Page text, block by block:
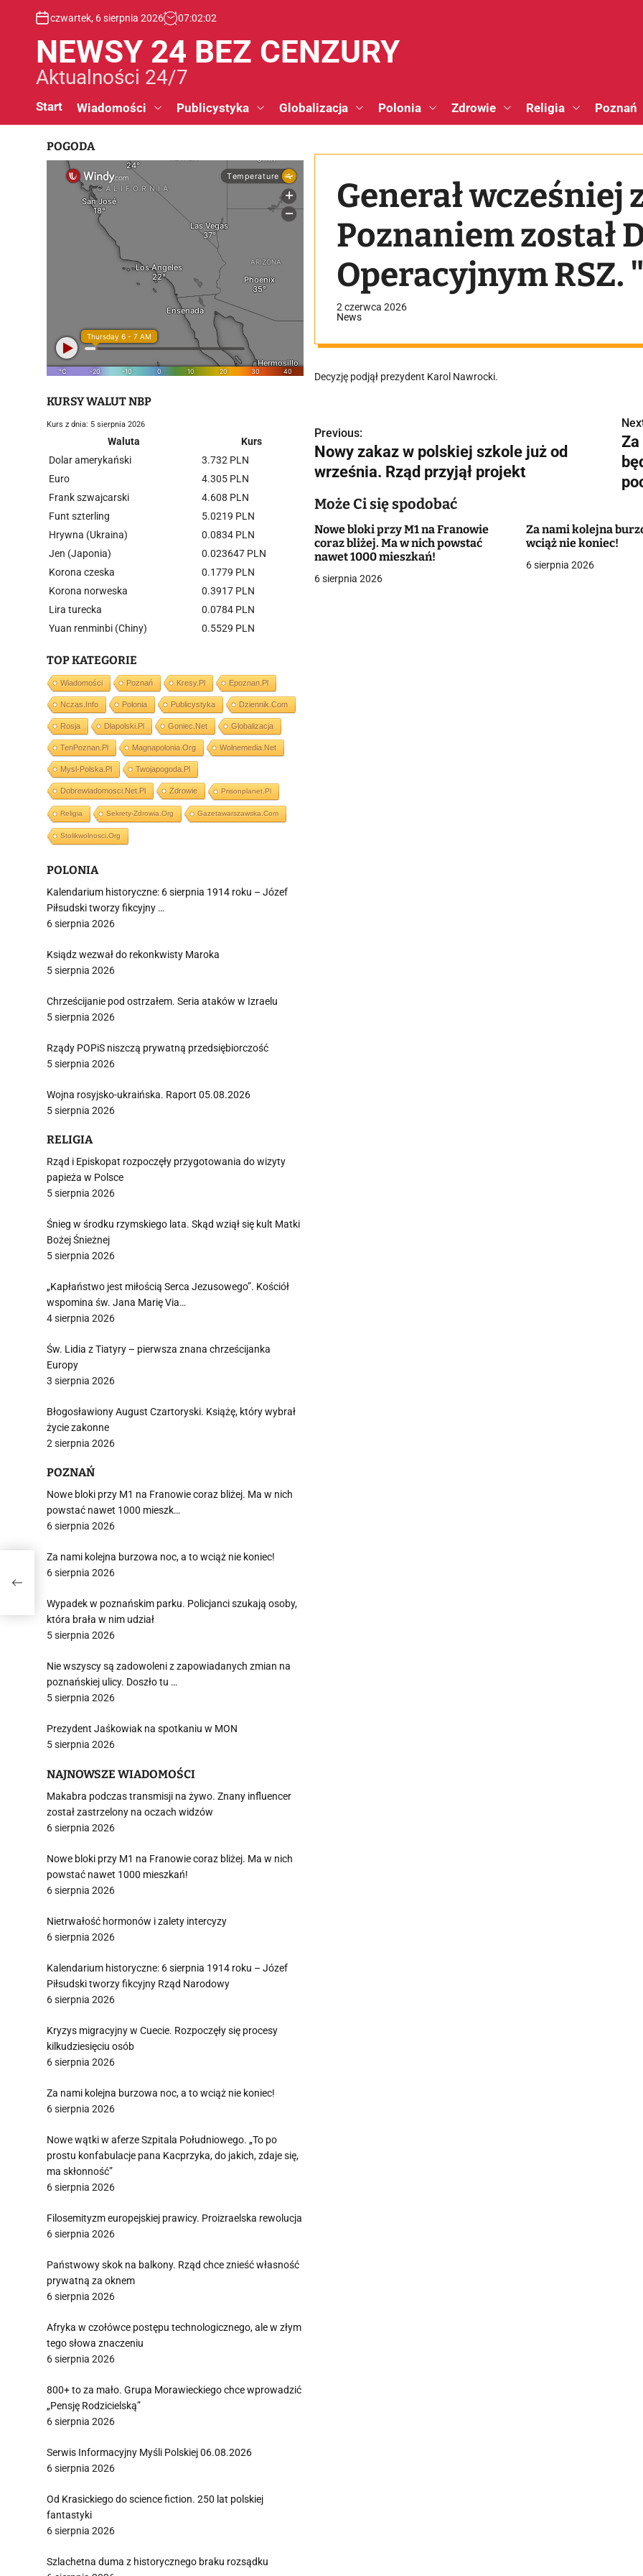
czwartek, 6 sierpnia 2026 07:02:03
NEWSY 24 BEZ CENZURY
Aktualności 24/7
Start Wiadomości Publicystyka Globalizacja Polonia Zdrowie Religia Poznań
Generał wcześniej
Poznaniem został
Operacyjnym RSZ.
kości"
2 czerwca 2026
News
Decyzję podjął prezydent Karol Nawrocki.
N
a
w
i
g
a
Previous:
Nowy zakaz w polskiej szkole już od
września. Rząd przyjął projekt
Może Ci się spodobać
Nowe bloki przy M1 na Franowie
coraz bliżej. Ma w nich powstać
nawet 1000 mieszkań!
6 sierpnia 2026
Za nami kolejna
wciąż nie koniec!
6 sierpnia 2026
POGODA
KURSY WALUT NBP
Kurs z dnia: 5 sierpnia 2026
Waluta
Kurs
Dolar amerykański
3.732 PLN
Euro
4.305 PLN
Frank szwajcarski
4.608 PLN
Funt szterling
5.0219 PLN
Hrywna (Ukraina)
0.0834 PLN
Jen (Japonia)
0.023647 PLN
Korona czeska
0.1779 PLN
Korona norweska
0.3917 PLN
Lira turecka
0.0784 PLN
Yuan renminbi (Chiny)
0.5529 PLN
TOP KATEGORIE
Wiadomości Poznań Kresy.pl Epoznan.pl
Nczas.info Polonia Publicystyka Dziennik.com
Rosja Dlapolski.pl Goniec.net Globalizacja
TenPoznan.pl Magnapolonia.org Wolnemedia.net
Mysl-Polska.pl Twojapogoda.pl
Dobrewiadomosci.net.pl Zdrowie Prisonplanet.pl
Religia Sekrety-Zdrowia.org Gazetawarszawska.com
Stolikwolnosci.org
POLONIA
Kalendarium historyczne: 6 sierpnia 1914 roku – Józef
Piłsudski tworzy fikcyjny …
6 sierpnia 2026
Ksiądz wezwał do rekonkwisty Maroka
5 sierpnia 2026
Chrześcijanie pod ostrzałem. Seria ataków w Izraelu
5 sierpnia 2026
Rządy POPiS niszczą prywatną przedsiębiorczość
5 sierpnia 2026
Wojna rosyjsko-ukraińska. Raport 05.08.2026
5 sierpnia 2026
RELIGIA
Rząd i Episkopat rozpoczęły przygotowania do wizyty
papieża w Polsce
5 sierpnia 2026
Śnieg w środku rzymskiego lata. Skąd wziął się kult Matki
Bożej Śnieżnej
5 sierpnia 2026
„Kapłaństwo jest miłością Serca Jezusowego”. Kościół
wspomina św. Jana Marię Via…
4 sierpnia 2026
Św. Lidia z Tiatyry – pierwsza znana chrześcijanka
Europy
3 sierpnia 2026
Błogosławiony August Czartoryski. Książę, który wybrał
życie zakonne
2 sierpnia 2026
POZNAŃ
Nowe bloki przy M1 na Franowie coraz bliżej. Ma w nich
powstać nawet 1000 mieszk…
6 sierpnia 2026
Za nami kolejna burzowa noc, a to wciąż nie koniec!
6 sierpnia 2026
Wypadek w poznańskim parku. Policjanci szukają osoby,
która brała w nim udział
5 sierpnia 2026
Nie wszyscy są zadowoleni z zapowiadanych zmian na
poznańskiej ulicy. Doszło tu …
5 sierpnia 2026
Prezydent Jaśkowiak na spotkaniu w MON
5 sierpnia 2026
NAJNOWSZE WIADOMOŚCI
Makabra podczas transmisji na żywo. Znany influencer
został zastrzelony na oczach widzów
6 sierpnia 2026
Nowe bloki przy M1 na Franowie coraz bliżej. Ma w nich
powstać nawet 1000 mieszkań!
6 sierpnia 2026
Nietrwałość hormonów i zalety intercyzy
6 sierpnia 2026
Kalendarium historyczne: 6 sierpnia 1914 roku – Józef
Piłsudski tworzy fikcyjny Rząd Narodowy
6 sierpnia 2026
Kryzys migracyjny w Cuecie. Rozpoczęły się procesy
kilkudziesięciu osób
6 sierpnia 2026
Za nami kolejna burzowa noc, a to wciąż nie koniec!
6 sierpnia 2026
Nowe wątki w aferze Szpitala Południowego. „To po
prostu konfabulacje pana Kacprzyka, do jakich, zdaje się,
ma skłonność”
6 sierpnia 2026
Filosemityzm europejskiej prawicy. Proizraelska rewolucja
6 sierpnia 2026
Państwowy skok na balkony. Rząd chce znieść własność
prywatną za oknem
6 sierpnia 2026
Afryka w czołówce postępu technologicznego, ale w złym
tego słowa znaczeniu
6 sierpnia 2026
800+ to za mało. Grupa Morawieckiego chce wprowadzić
„Pensję Rodzicielską”
6 sierpnia 2026
Serwis Informacyjny Myśli Polskiej 06.08.2026
6 sierpnia 2026
Od Krasickiego do science fiction. 250 lat polskiej
fantastyki
6 sierpnia 2026
Szlachetna duma z historycznego braku rozsądku